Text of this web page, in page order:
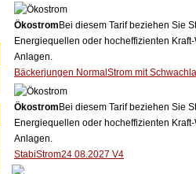
Ökostrom Bei diesem Tarif beziehen Sie
Energiequellen oder hocheffizienten
Anlagen.
Bäckerjungen NormalStrom mit
Ökostrom Bei diesem Tarif beziehen Sie
Energiequellen oder hocheffizienten
Anlagen.
StabiStrom24 08.2027 V4